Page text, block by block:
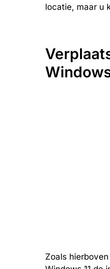
locatie, maar u
Windows
Zoals